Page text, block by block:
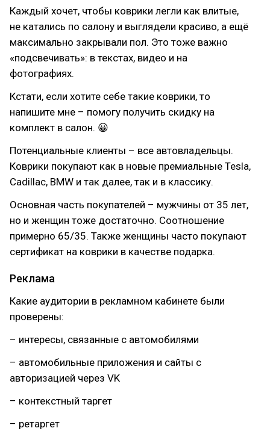
Каждый хочет, чтобы коврики легли как влитые,
не катались по салону и выглядели красиво, а ещё
максимально закрывали пол. Это тоже важно
«подсвечивать»: в текстах, видео и на
фотографиях.
Кстати, если хотите себе такие коврики, то
напишите мне – помогу получить скидку на
комплект в салон. 😀
Потенциальные клиенты – все автовладельцы.
Коврики покупают как в новые премиальные Tesla,
Cadillac, BMW и так далее, так и в классику.
Основная часть покупателей – мужчины от 35 лет,
но и женщин тоже достаточно. Соотношение
примерно 65/35. Также женщины часто покупают
сертификат на коврики в качестве подарка.
Реклама
Какие аудитории в рекламном кабинете были
проверены:
– интересы, связанные с автомобилями
– автомобильные приложения и сайты с
авторизацией через VK
– контекстный таргет
– ретаргет